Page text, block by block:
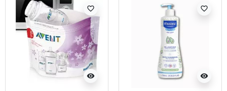
visibility
favorite_border
visibility
favorite_border